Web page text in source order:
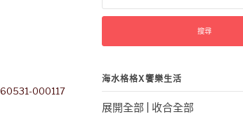
000117
關
字:
海水格格X饗樂生活
展開全部
收合全部